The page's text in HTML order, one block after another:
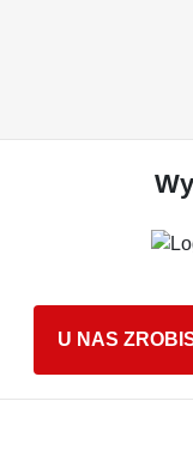
U NAS